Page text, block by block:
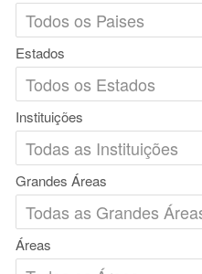
Estados
Instituições
Grandes Áreas
Áreas